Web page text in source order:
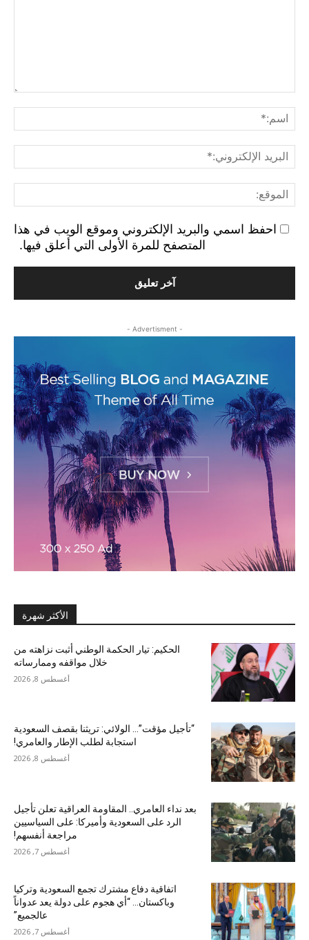
احفظ اسمي والبريد الإلكتروني وموقع الويب في هذا
المتصفح للمرة الأولى التي أعلق فيها.
- Advertisment -
الأكثر شهرة
الحكيم: تيار الحكمة الوطني أثبت نزاهته من
خلال مواقفه وممارساته
أغسطس 8, 2026
“تأجيل مؤقت”… الولائي: تريثنا بقصف السعودية
استجابة لطلب الإطار والعامري!
أغسطس 8, 2026
بعد نداء العامري.. المقاومة العراقية تعلن تأجيل
الرد على السعودية وأميركا: على السياسيين
مراجعة أنفسهم!
أغسطس 7, 2026
اتفاقية دفاع مشترك تجمع السعودية وتركيا
وباكستان… “أي هجوم على دولة يعد عدواناً
عالجميع”
أغسطس 7, 2026